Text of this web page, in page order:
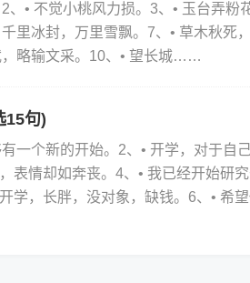
、• 不觉小桃风力损。3、• 玉台弄粉
里冰封，万里雪飘。7、• 草木秋死
，略输文采。10、• 望长城……
15句)
一个新的开始。2、• 开学，对于自
表情却如奔丧。4、• 我已经开始研
学，长胖，没对象，缺钱。6、• 希